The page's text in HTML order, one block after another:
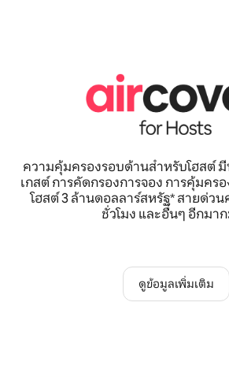
ความคุ้มครองรอบด้านสำหรับโฮสต์
เกสต์ การคัดกรองการจอง การคุ้มคร
โฮสต์ 3 ล้านดอลลาร์สหรัฐ* สายด่ว
ชั่วโมง และอื่นๆ อีกมา
ดูข้อมูลเพิ่มเติม